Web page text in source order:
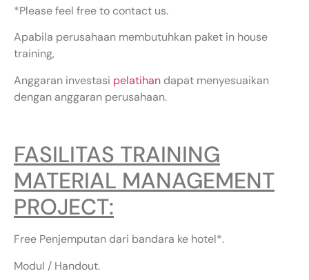
*Please feel free to contact us.
Apabila perusahaan membutuhkan paket in house
training,
Anggaran investasi pelatihan dapat menyesuaikan
dengan anggaran perusahaan.
FASILITAS TRAINING
MATERIAL MANAGEMENT
PROJECT:
Free Penjemputan dari bandara ke hotel*.
Modul / Handout.